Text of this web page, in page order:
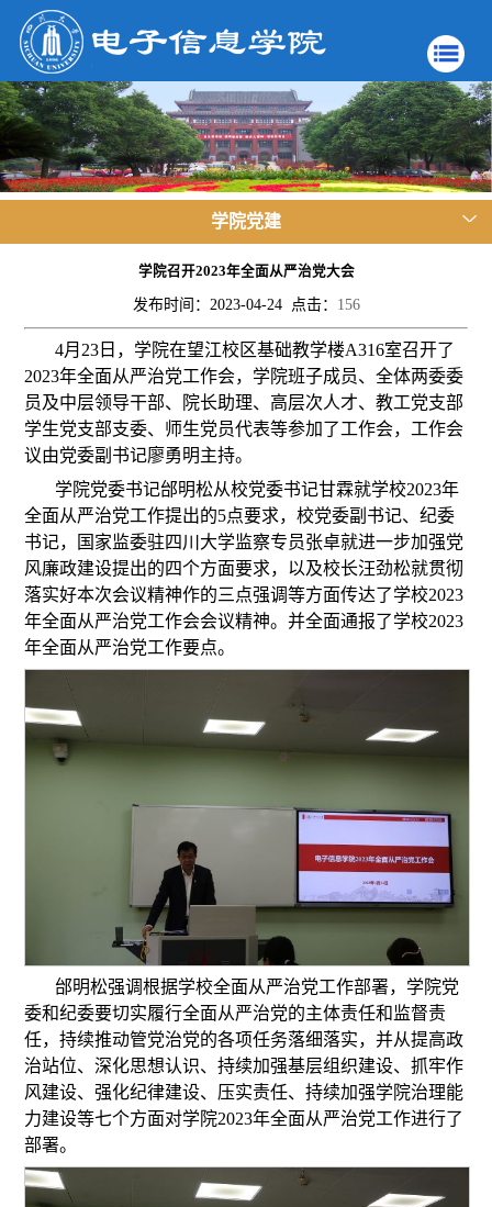
学院党建
学院召开2023年全面从严治党大会
发布时间：2023-04-24 点击： 156
4月23日，学院在望江校区基础教学楼A316室召开了
2023年全面从严治党工作会，学院班子成员、全体两委委
员及中层领导干部、院长助理、高层次人才、教工党支部
学生党支部支委、师生党员代表等参加了工作会，工作会
议由党委副书记廖勇明主持。
学院党委书记邰明松从校党委书记甘霖就学校2023年
全面从严治党工作提出的5点要求，校党委副书记、纪委
书记，国家监委驻四川大学监察专员张卓就进一步加强党
风廉政建设提出的四个方面要求，以及校长汪劲松就贯彻
落实好本次会议精神作的三点强调等方面传达了学校2023
年全面从严治党工作会会议精神。并全面通报了学校2023
年全面从严治党工作要点。
邰明松强调根据学校全面从严治党工作部署，学院党
委和纪委要切实履行全面从严治党的主体责任和监督责
任，持续推动管党治党的各项任务落细落实，并从提高政
治站位、深化思想认识、持续加强基层组织建设、抓牢作
风建设、强化纪律建设、压实责任、持续加强学院治理能
力建设等七个方面对学院2023年全面从严治党工作进行了
部署。